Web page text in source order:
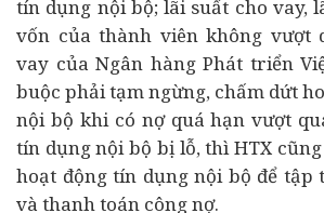
tín dụng nội bộ; lãi suất cho vay,
vốn của thành viên không vượt
vay củaNgân hàngPhát triển
buộc phải tạm ngừng, chấm dứt
nội bộ khi có nợ quá hạn vượt
tín dụng nội bộ bị lỗ, thì HTX
hoạt động tín dụng nội bộ để
và thanh toán công nợ.